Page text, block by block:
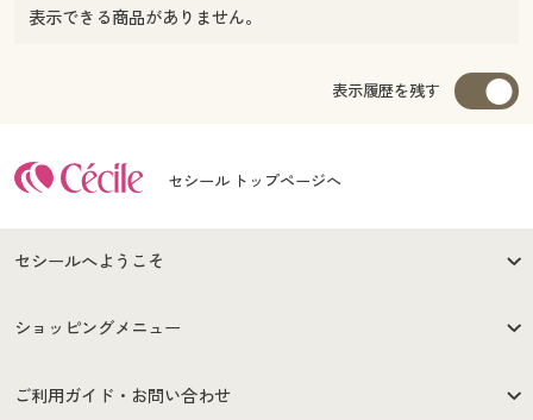
表示できる商品がありません。
表示履歴を残す
セシール トップページへ
セシールへようこそ
はじめての方へ
セシールご利用規約
ショッピングメニュー
商品カテゴリ
ご利用ガイド・お問い合わせ